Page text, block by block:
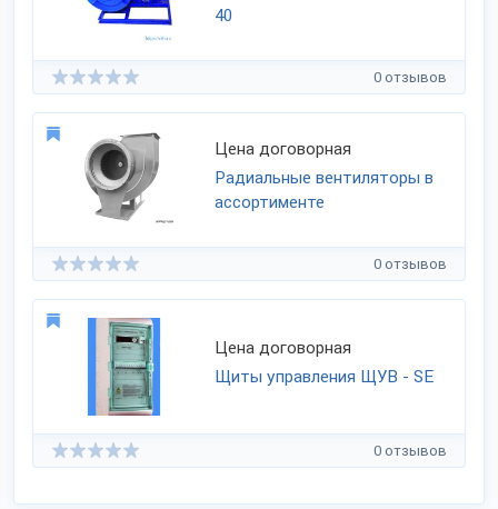
40
0 отзывов
Цена договорная
Радиальные вентиляторы в
ассортименте
0 отзывов
Цена договорная
Щиты управления ЩУВ - SE
0 отзывов